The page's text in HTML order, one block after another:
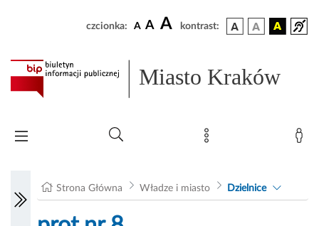
czcionka: A A A kontrast:
Miasto Kraków
Strona Główna Władze i miasto Dzielnice